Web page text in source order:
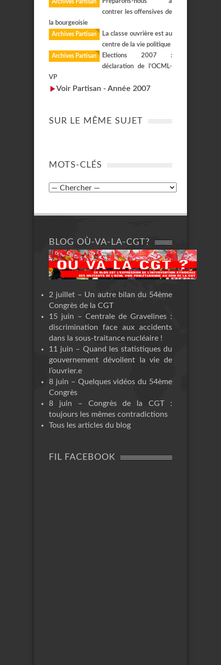
Archives Partisan
contrer les offensives de
la bourgeoisie
Archives Partisan
La classe ouvrière est au
centre de la vie politique
Archives Partisan
Elections 2007 :
déclaration de l’OCML-
VP
Voir Partisan - Année 2007
SUR LE MÊME SUJET
MOTS-CLÉS
BLOG OÙ-VA-LA-CGT?
2 juillet – Un autre bilan du 54ème
Congrès de la CGT
15 juin – Centrale de Gravelines :
discrimination face aux accidents
dans la sous-traitance nucléaire !
11 juin – Quand les statistiques du
gouvernement dévoilent la vie de
l’ouvrier.e
8 juin – Quelques vidéos du 54ème
Congrès
8 juin – Congrès de la CGT :
toujours les mêmes contradictions
Tous les articles du blog
FIL FACEBOOK